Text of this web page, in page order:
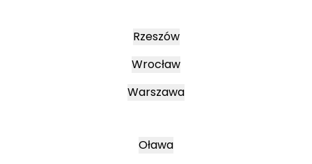
Rzeszów
Wrocław
Warszawa
Oława